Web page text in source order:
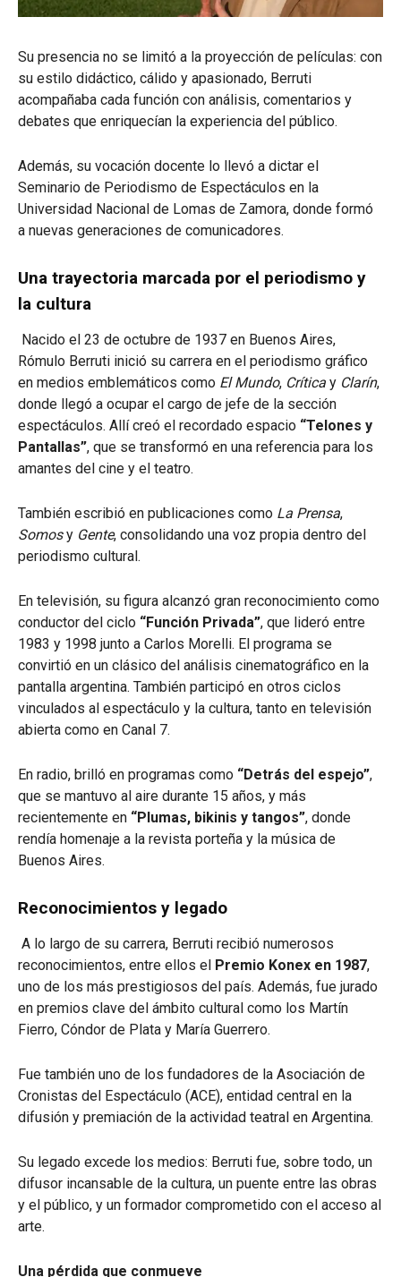
Su presencia no se limitó a la proyección de películas: con
su estilo didáctico, cálido y apasionado, Berruti
acompañaba cada función con análisis, comentarios y
debates que enriquecían la experiencia del público.
Además, su vocación docente lo llevó a dictar el
Seminario de Periodismo de Espectáculos en la
Universidad Nacional de Lomas de Zamora, donde formó
a nuevas generaciones de comunicadores.
Una trayectoria marcada por el periodismo y
la cultura
Nacido el 23 de octubre de 1937 en Buenos Aires,
Rómulo Berruti inició su carrera en el periodismo gráfico
en medios emblemáticos como El Mundo, Crítica y Clarín,
donde llegó a ocupar el cargo de jefe de la sección
espectáculos. Allí creó el recordado espacio “Telones y
Pantallas”, que se transformó en una referencia para los
amantes del cine y el teatro.
También escribió en publicaciones como La Prensa,
Somosy Gente, consolidando una voz propia dentro del
periodismo cultural.
En televisión, su figura alcanzó gran reconocimiento como
conductor del ciclo “Función Privada”, que lideró entre
1983 y 1998 junto a Carlos Morelli. El programa se
convirtió en un clásico del análisis cinematográfico en la
pantalla argentina. También participó en otros ciclos
vinculados al espectáculo y la cultura, tanto en televisión
abierta como en Canal 7.
En radio, brilló en programas como “Detrás del espejo”,
que se mantuvo al aire durante 15 años, y más
recientemente en “Plumas, bikinis y tangos”, donde
rendía homenaje a la revista porteña y la música de
Buenos Aires.
Reconocimientos y legado
A lo largo de su carrera, Berruti recibió numerosos
reconocimientos, entre ellos el Premio Konex en 1987,
uno de los más prestigiosos del país. Además, fue jurado
en premios clave del ámbito cultural como los Martín
Fierro, Cóndor de Plata y María Guerrero.
Fue también uno de los fundadores de la Asociación de
Cronistas del Espectáculo (ACE), entidad central en la
difusión y premiación de la actividad teatral en Argentina.
Su legado excede los medios: Berruti fue, sobre todo, un
difusor incansable de la cultura, un puente entre las obras
y el público, y un formador comprometido con el acceso al
arte.
Una pérdida que conmueve